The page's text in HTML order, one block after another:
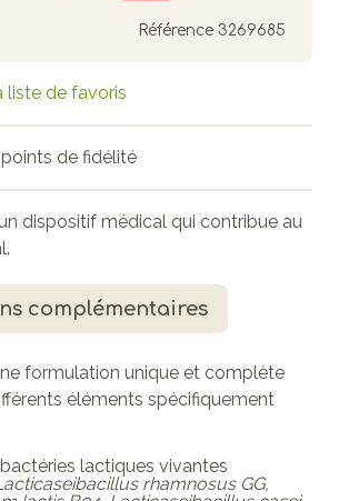
Référence 3269685
liste de favoris
points de fidélité
dispositif médical qui contribue au
complémentaires
formulation unique et complète
éléments spécifiquement
lactiques vivantes
rhamnosus GG,